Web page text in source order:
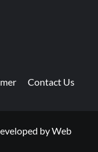
Contact Us
byWeb